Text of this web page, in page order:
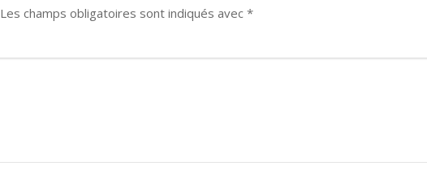
Les champs obligatoires sont indiqués avec *